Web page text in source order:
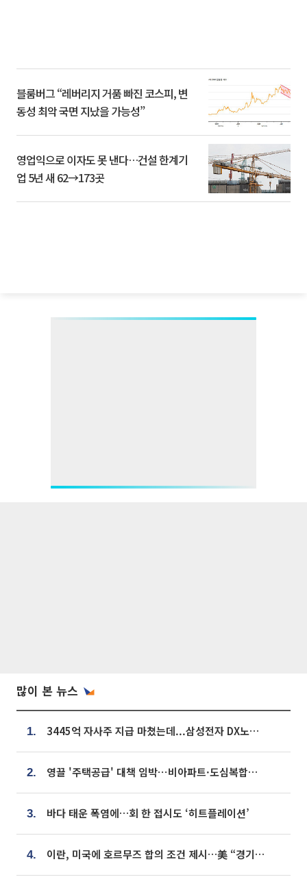
블룸버그 “레버리지 거품 빠진 코스피, 변
동성 최악 국면 지났을 가능성”
영업익으로 이자도 못 낸다…건설 한계기
업 5년 새 62→173곳
많이 본 뉴스
1. 3445억 자사주 지급 마쳤는데...삼성전자 DX노조, 뒤늦은 '떼쓰기 집회'
2. 영끌 '주택공급' 대책 임박⋯비아파트·도심복합까지 총동원
3. 바다 태운 폭염에…회 한 접시도 ‘히트플레이션’
4. 이란, 미국에 호르무즈 합의 조건 제시…美 “경기 아직 안 끝나” [종합]